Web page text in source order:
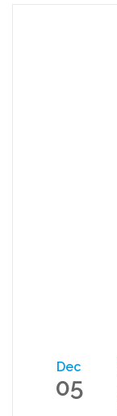
Dec
05